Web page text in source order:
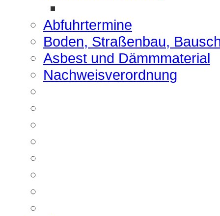
Abfuhrtermine
Boden, Straßenbau,
Asbest und Dämmmaterial
Nachweisverordnung